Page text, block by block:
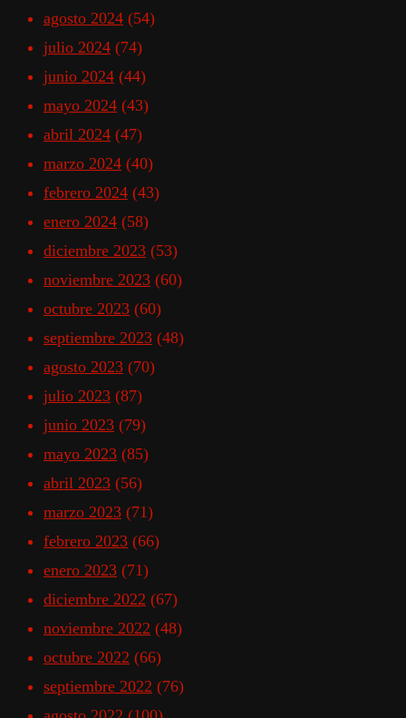
agosto 2024 (54)
julio 2024 (74)
junio 2024 (44)
mayo 2024 (43)
abril 2024 (47)
marzo 2024 (40)
febrero 2024 (43)
enero 2024 (58)
diciembre 2023 (53)
noviembre 2023 (60)
octubre 2023 (60)
septiembre 2023 (48)
agosto 2023 (70)
julio 2023 (87)
junio 2023 (79)
mayo 2023 (85)
abril 2023 (56)
marzo 2023 (71)
febrero 2023 (66)
enero 2023 (71)
diciembre 2022 (67)
noviembre 2022 (48)
octubre 2022 (66)
septiembre 2022 (76)